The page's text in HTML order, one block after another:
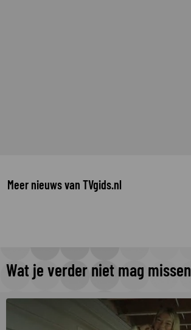
Meer nieuws van TVgids.nl
Wat je verder niet mag missen